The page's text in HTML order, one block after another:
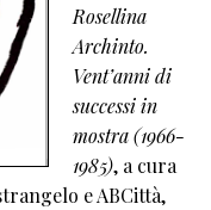
Rosellina
Archinto.
Vent’anni di
successi in
mostra (1966-
1985), a cura
e ABCittà,